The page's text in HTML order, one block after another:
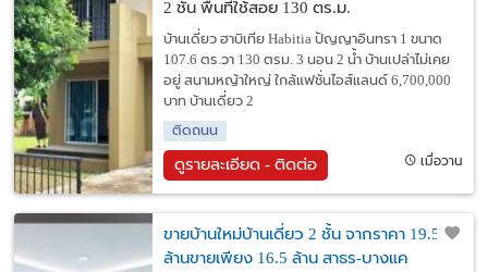
2 ชั้น พื้นที่ใช้สอย 130 ตร.ม.
บ้านเดี่ยว ฮาบิเทีย Habitia ปัญญาอินทรา 1 ขนาด
107.6 ตร.วา 130 ตรม. 3 นอน 2 น้ำ บ้านเปล่าไม่เคย
อยู่ สนามหญ้าใหญ่ ใกล้แฟชั่นไอส์แลนด์ 6,700,000
บาท บ้านเดี่ยว 2
ติดถนน
ดูรายละเอียด - ติดต่อ เมื่อวาน
ขายบ้านใหม่บ้านเดี่ยว 2 ชั้น จากราคา 19.5
ล้านขายเพียง 16.5 ล้าน สาธร-บางแค